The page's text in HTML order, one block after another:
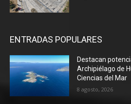
ENTRADAS POPULARES
Destacan
Archipiélago de
Ciencias del Mar
8 agosto, 2026